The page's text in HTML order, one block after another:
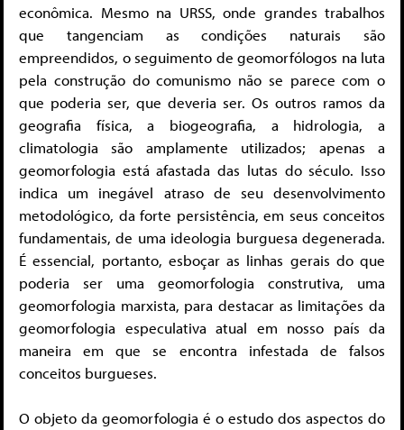
econômica. Mesmo na URSS, onde grandes trabalhos
que tangenciam as condições naturais são
empreendidos, o seguimento de geomorfólogos na luta
pela construção do comunismo não se parece com o
que poderia ser, que deveria ser. Os outros ramos da
geografia física, a biogeografia, a hidrologia, a
climatologia são amplamente utilizados; apenas a
geomorfologia está afastada das lutas do século. Isso
indica um inegável atraso de seu desenvolvimento
metodológico, da forte persistência, em seus conceitos
fundamentais, de uma ideologia burguesa degenerada.
É essencial, portanto, esboçar as linhas gerais do que
poderia ser uma geomorfologia construtiva, uma
geomorfologia marxista, para destacar as limitações da
geomorfologia especulativa atual em nosso país da
maneira em que se encontra infestada de falsos
conceitos burgueses.
O objeto da geomorfologia é o estudo dos aspectos do